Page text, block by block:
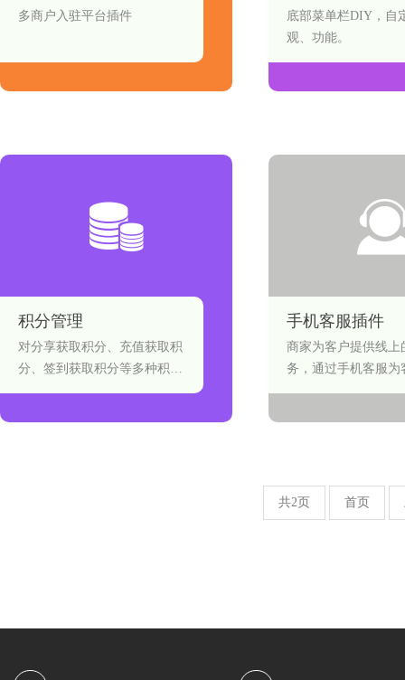
多商户入驻平台插件
底部菜单栏DIY，自
观、功能。
积分管理
对分享获取积分、充值获取积
分、签到获取积分等多种积分
获取形式以及积分兑换进行管
手机客服插件
商家为客户提供线上
务，通过手机客服为
需求问题。
共2页 首页